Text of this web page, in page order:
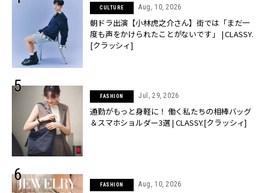
CULTURE Aug, 10, 2026
朝ドラ出演【小林虎之介さん】街では「まだ一
度も声をかけられたことがないです」 | CLASSY.
[クラッシィ]
FASHION Jul, 29, 2026
通勤がもっと身軽に！ 働く私たちの相棒バッグ
＆スマホショルダー3選 | CLASSY.[クラッシィ]
FASHION Aug, 10, 2026